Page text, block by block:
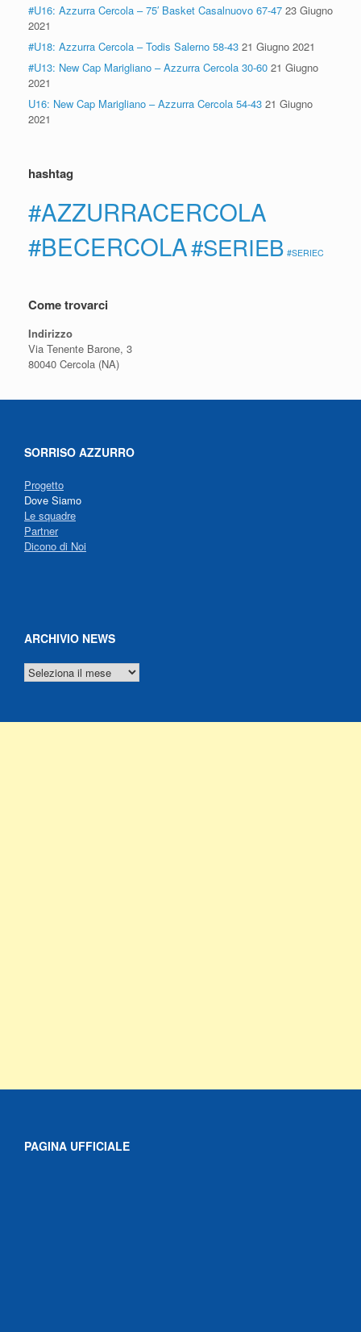
#U16: Azzurra Cercola – 75′ Basket Casalnuovo 67-47 23 Giugno
2021
#U18: Azzurra Cercola – Todis Salerno 58-43 21 Giugno 2021
#U13: New Cap Marigliano – Azzurra Cercola 30-60 21 Giugno
2021
U16: New Cap Marigliano – Azzurra Cercola 54-43 21 Giugno
2021
hashtag
#AZZURRACERCOLA
#BECERCOLA#SERIEB #SERIEC
Come trovarci
Indirizzo
Via Tenente Barone, 3
80040 Cercola (NA)
SORRISO AZZURRO
Progetto
Dove Siamo
Le squadre
Partner
Dicono di Noi
ARCHIVIO NEWS
ARCHIVIO
NEWS
PAGINA UFFICIALE